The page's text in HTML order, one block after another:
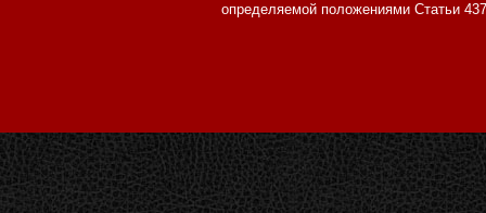
определяемой положениями Статьи